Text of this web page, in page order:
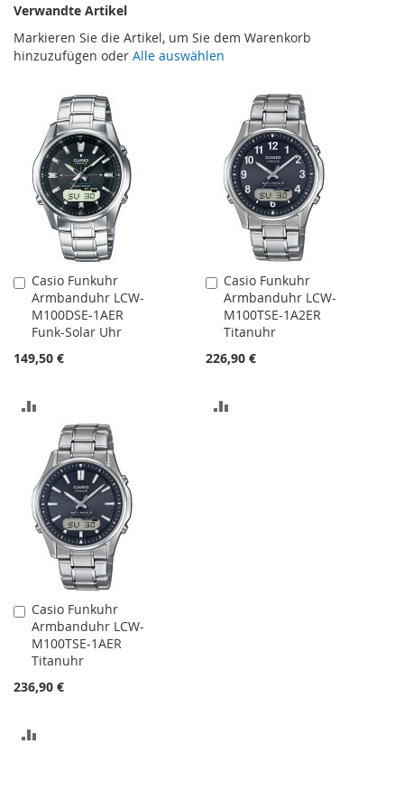
Verwandte Artikel
Markieren Sie die Artikel, um Sie dem Warenkorb
hinzuzufügen oder Alle auswählen
Casio Funkuhr
Armbanduhr LCW-
M100DSE-1AER
Funk-Solar Uhr
149,50 €
In
den
Warenkorb
VERGLEICHSLISTE
HINZUFÜGEN
Casio Funkuhr
Armbanduhr LCW-
M100TSE-1A2ER
Titanuhr
226,90 €
In
den
Warenkorb
Casio Funkuhr
Armbanduhr LCW-
M100TSE-1AER
Titanuhr
236,90 €
In
den
Warenkorb